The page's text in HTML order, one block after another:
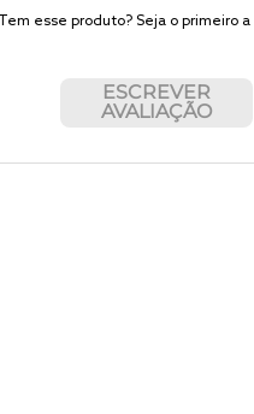
Tem esse produto? Seja o primeiro a
ESCREVER
AVALIAÇÃO